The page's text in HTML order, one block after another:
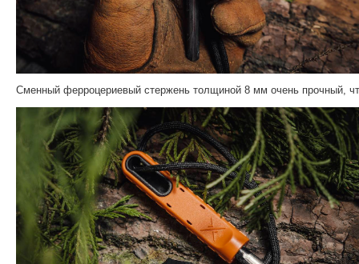
Сменный ферроцериевый стержень толщиной 8 мм очень прочный,